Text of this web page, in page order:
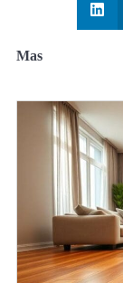
Mas